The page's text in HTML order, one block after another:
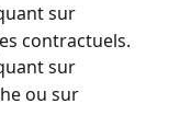
sur
contractuels.
sur
ou sur